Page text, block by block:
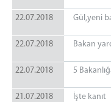
22.07.2018 Gül,yeni
22.07.2018 Bakan
22.07.2018 5
21.07.2018 İşte kanıt